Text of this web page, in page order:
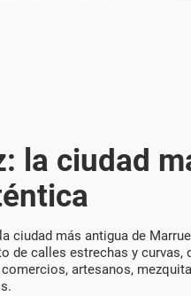
la ciudad
ciudad más antigua de
de calles estrechas y curvas,
artesanos,